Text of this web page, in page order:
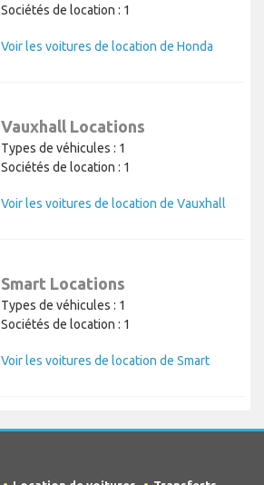
Sociétés de location : 1
Voir les voitures de location de Honda
Vauxhall Locations
Types de véhicules : 1
Sociétés de location : 1
Voir les voitures de location de Vauxhall
Smart Locations
Types de véhicules : 1
Sociétés de location : 1
Voir les voitures de location de Smart